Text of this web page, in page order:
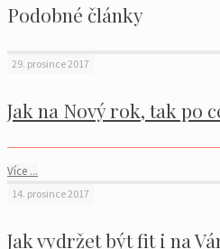
Podobné články
29. prosince 2017
Jak na Nový rok, tak po
Více ...
14. prosince 2017
Jak vydržet být fit i na